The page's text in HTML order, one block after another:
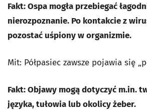
Fakt: Ospa mogła przebiegać
nierozpoznanie. Po kontakcie z
pozostać uśpiony w organizmie.
Mit: Półpasiec zawsze pojawia się
Fakt: Objawy mogą dotyczyć m.in.
języka, tułowia lub okolicy żeber.